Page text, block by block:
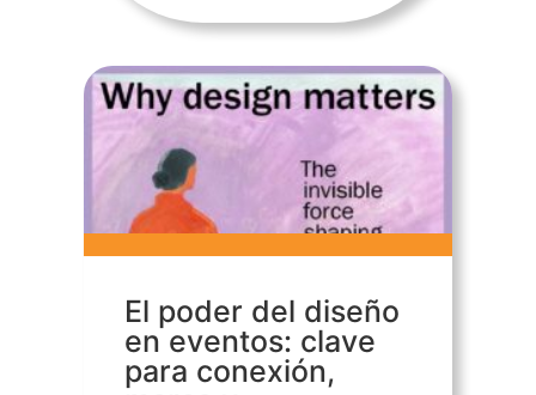
El poder del diseño
en eventos: clave
para conexión,